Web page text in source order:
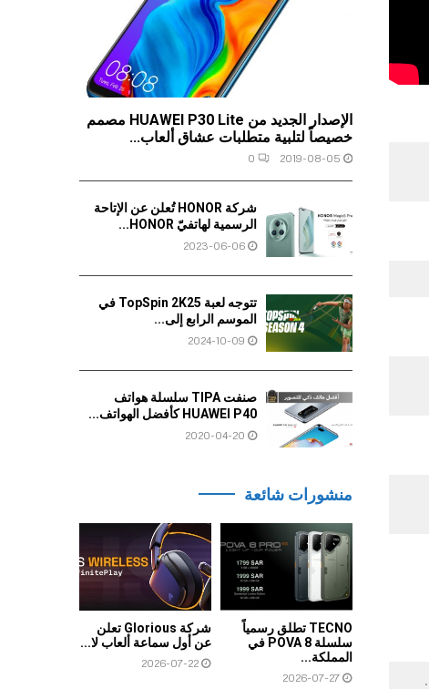
الإصدار الجديد من HUAWEI P30 Lite مصمم
خصيصاً لتلبية متطلبات عشاق ألعاب...
2019-08-05
0
شركة HONOR تُعلن عن الإتاحة
الرسمية لهاتفيّ HONOR...
2023-06-06
تتوجه لعبة TopSpin 2K25 في
الموسم الرابع إلى...
2024-10-09
صنفت TIPA سلسلة هواتف
HUAWEI P40 كأفضل الهواتف...
2020-04-20
منشورات شائعة
TECNO تطلق رسمياً
سلسلة POVA 8 في
المملكة...
2026-07-27
شركة Glorious تعلن
عن أول سماعة ألعاب لا...
2026-07-22